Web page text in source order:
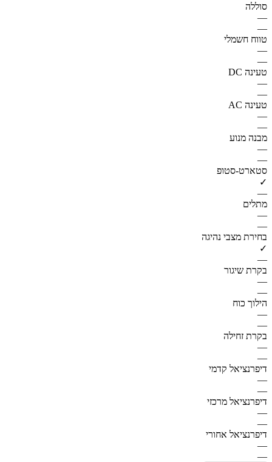
סוללה
—
—
טווח חשמלי
—
—
טעינה DC
—
—
טעינה AC
—
—
מבנה מנוע
—
—
סטארט-סטופ
✓
—
מתלים
—
—
בחירת מצבי נהיגה
✓
—
בקרת שיגור
—
—
הילוך כוח
—
—
בקרת זחילה
—
—
דיפרנציאל קדמי
—
—
דיפרנציאל מרכזי
—
—
דיפרנציאל אחורי
—
—